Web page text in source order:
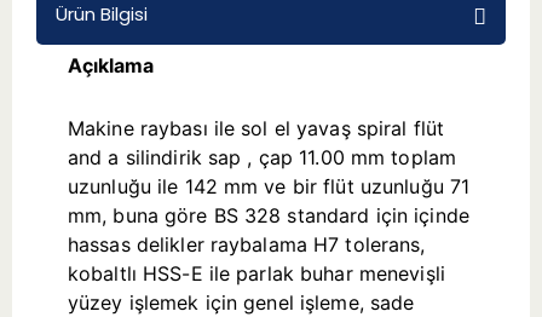
Aksesuarlar
Ürün Bilgisi
Açıklama
Makine raybası ile sol el yavaş spiral flüt
and a silindirik sap , çap 11.00 mm toplam
uzunluğu ile 142 mm ve bir flüt uzunluğu 71
mm, buna göre BS 328 standard için içinde
hassas delikler raybalama H7 tolerans,
kobaltlı HSS-E ile parlak buhar menevişli
yüzey işlemek için genel işleme, sade